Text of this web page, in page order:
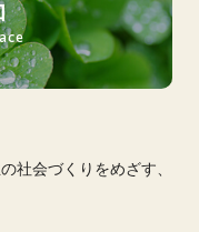
社会づくりをめざす、